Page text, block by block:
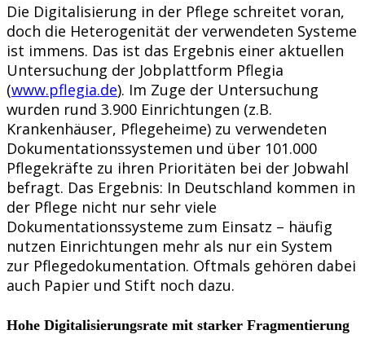
Die Digitalisierung in der Pflege schreitet voran,
doch die Heterogenität der verwendeten Systeme
ist immens. Das ist das Ergebnis einer aktuellen
Untersuchung der Jobplattform Pflegia
(www.pflegia.de). Im Zuge der Untersuchung
wurden rund 3.900 Einrichtungen (z.B.
Krankenhäuser, Pflegeheime) zu verwendeten
Dokumentationssystemen und über 101.000
Pflegekräfte zu ihren Prioritäten bei der Jobwahl
befragt. Das Ergebnis: In Deutschland kommen in
der Pflege nicht nur sehr viele
Dokumentationssysteme zum Einsatz – häufig
nutzen Einrichtungen mehr als nur ein System
zur Pflegedokumentation. Oftmals gehören dabei
auch Papier und Stift noch dazu.
Hohe Digitalisierungsrate mit starker Fragmentierung